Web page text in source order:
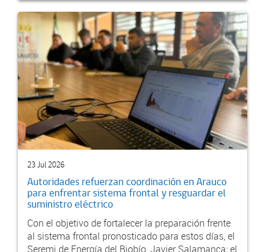
23 Jul 2026
Autoridades refuerzan coordinación en Arauco
para enfrentar sistema frontal y resguardar el
suministro eléctrico
Con el objetivo de fortalecer la preparación frente
al sistema frontal pronosticado para estos días, el
Seremi de Energía del Biobío, Javier Salamanca; el